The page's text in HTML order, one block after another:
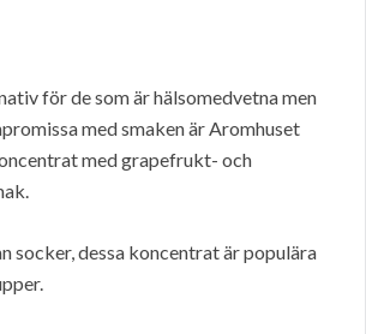
för de som är hälsomedvetna men
med smaken är Aromhuset
med grapefrukt- och
socker, dessa koncentrat är populära